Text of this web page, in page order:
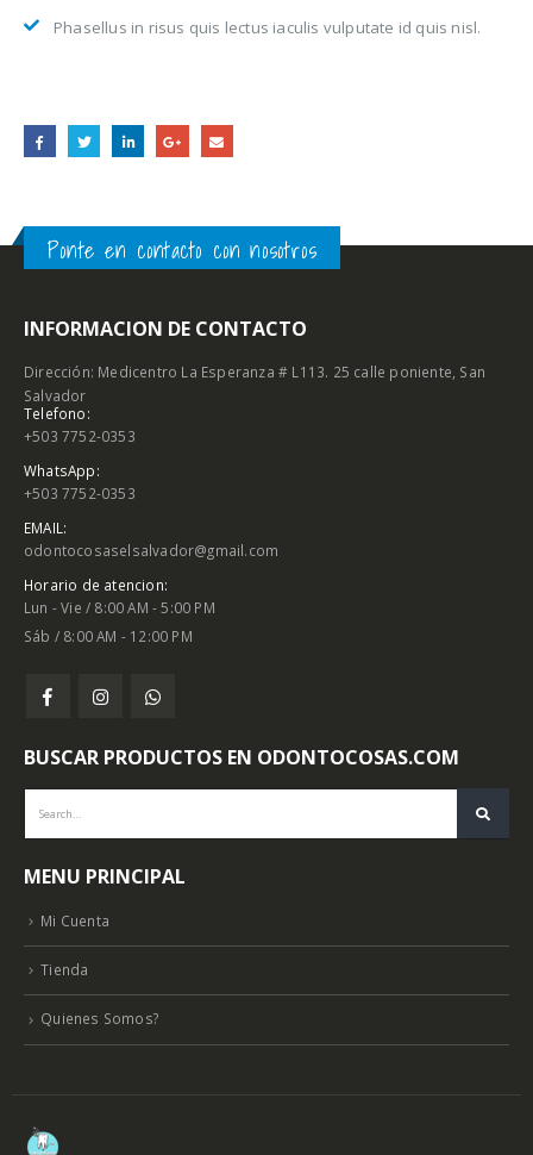
Phasellus in risus quis lectus iaculis vulputate id quis nisl.
Ponte en contacto con nosotros
INFORMACION DE CONTACTO
Dirección: Medicentro La Esperanza # L113. 25 calle poniente, San
Salvador
Telefono:
+503 7752-0353
WhatsApp:
+503 7752-0353
EMAIL:
odontocosaselsalvador@gmail.com
Horario de atencion:
Lun - Vie / 8:00 AM - 5:00 PM
Sáb / 8:00 AM - 12:00 PM
BUSCAR PRODUCTOS EN ODONTOCOSAS.COM
MENU PRINCIPAL
Mi Cuenta
Tienda
Quienes Somos?